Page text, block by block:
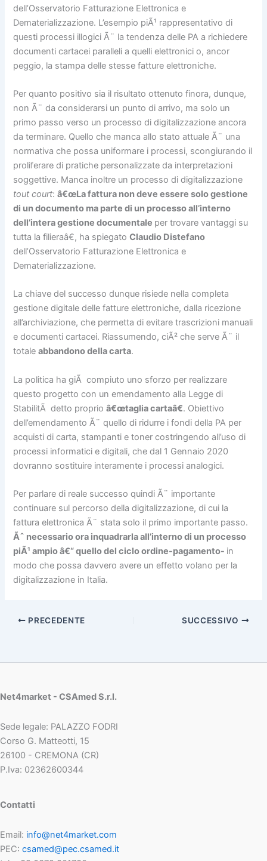
dell’Osservatorio Fatturazione Elettronica e
Dematerializzazione. L’esempio piÃ¹ rappresentativo di
questi processi illogici Ã¨ la tendenza delle PA a richiedere
documenti cartacei paralleli a quelli elettronici o, ancor
peggio, la stampa delle stesse fatture elettroniche.
Per quanto positivo sia il risultato ottenuto finora, dunque,
non Ã¨ da considerarsi un punto di arrivo, ma solo un
primo passo verso un processo di digitalizzazione ancora
da terminare. Quello che manca allo stato attuale Ã¨ una
normativa che possa uniformare i processi, scongiurando il
proliferare di pratiche personalizzate da interpretazioni
soggettive. Manca inoltre un processo di digitalizzazione
tout court:â€œLa fattura non deve essere solo gestione
di un documento ma parte di un processo all’interno
dell’intera gestione documentale per trovare vantaggi su
tutta la filieraâ€, ha spiegatoClaudio Distefano
dell’Osservatorio Fatturazione Elettronica e
Dematerializzazione.
La chiave del successo dunque risiede nella completa
gestione digitale delle fatture elettroniche, dalla ricezione
all’archiviazione, che permetta di evitare trascrizioni manuali
e documenti cartacei. Riassumendo, ciÃ² che serve Ã¨ il
totaleabbandono della carta.
La politica ha giÃ compiuto uno sforzo per realizzare
questo progetto con un emendamento alla Legge di
StabilitÃ detto proprioâ€œtaglia cartaâ€. Obiettivo
dell’emendamento Ã¨ quello di ridurre i fondi della PA per
acquisti di carta, stampanti e toner costringendo all’uso di
processi informatici e digitali, che dal 1 Gennaio 2020
dovranno sostituire interamente i processi analogici.
Per parlare di reale successo quindi Ã¨ importante
continuare sul percorso della digitalizzazione, di cui la
fattura elettronica Ã¨ stata solo il primo importante passo.
Ãˆ necessario ora inquadrarla all’interno di un processo
piÃ¹ ampio â€“ quello del ciclo ordine-pagamento- in
modo che possa davvero avere un effetto volano per la
digitalizzazione in Italia.
PRECEDENTE SUCCESSIVO
Net4market - CSAmed S.r.l.
Sede legale: PALAZZO FODRI
Corso G. Matteotti, 15
26100 - CREMONA (CR)
P.Iva: 02362600344
Contatti
Email: info@net4market.com
PEC: csamed@pec.csamed.it